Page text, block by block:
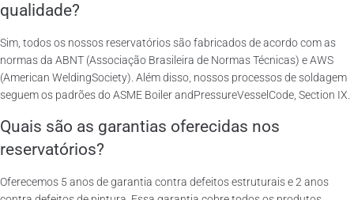
qualidade?
Sim, todos os nossos reservatórios são fabricados de acordo com as
normas da ABNT (Associação Brasileira de Normas Técnicas) e AWS
(American WeldingSociety). Além disso, nossos processos de soldagem
seguem os padrões do ASME Boiler andPressureVesselCode, Section IX.
Quais são as garantias oferecidas nos
reservatórios?
Oferecemos 5 anos de garantia contra defeitos estruturais e 2 anos